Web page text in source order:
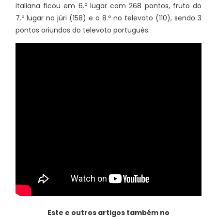
italiana ficou em 6.º lugar com 268 pontos, fruto do
7.º lugar no júri (158) e o 8.º no televoto (110), sendo 3
pontos oriundos do televoto português.
Este e outros artigos também no